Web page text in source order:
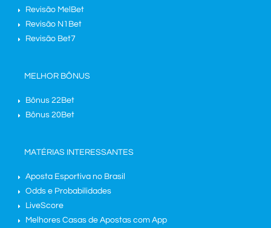
Revisão MelBet
Revisão N1Bet
Revisão Bet7
MELHOR BÔNUS
Bônus 22Bet
Bônus 20Bet
MATÉRIAS INTERESSANTES
Aposta Esportiva no Brasil
Odds e Probabilidades
LiveScore
Melhores Casas de Apostas com App